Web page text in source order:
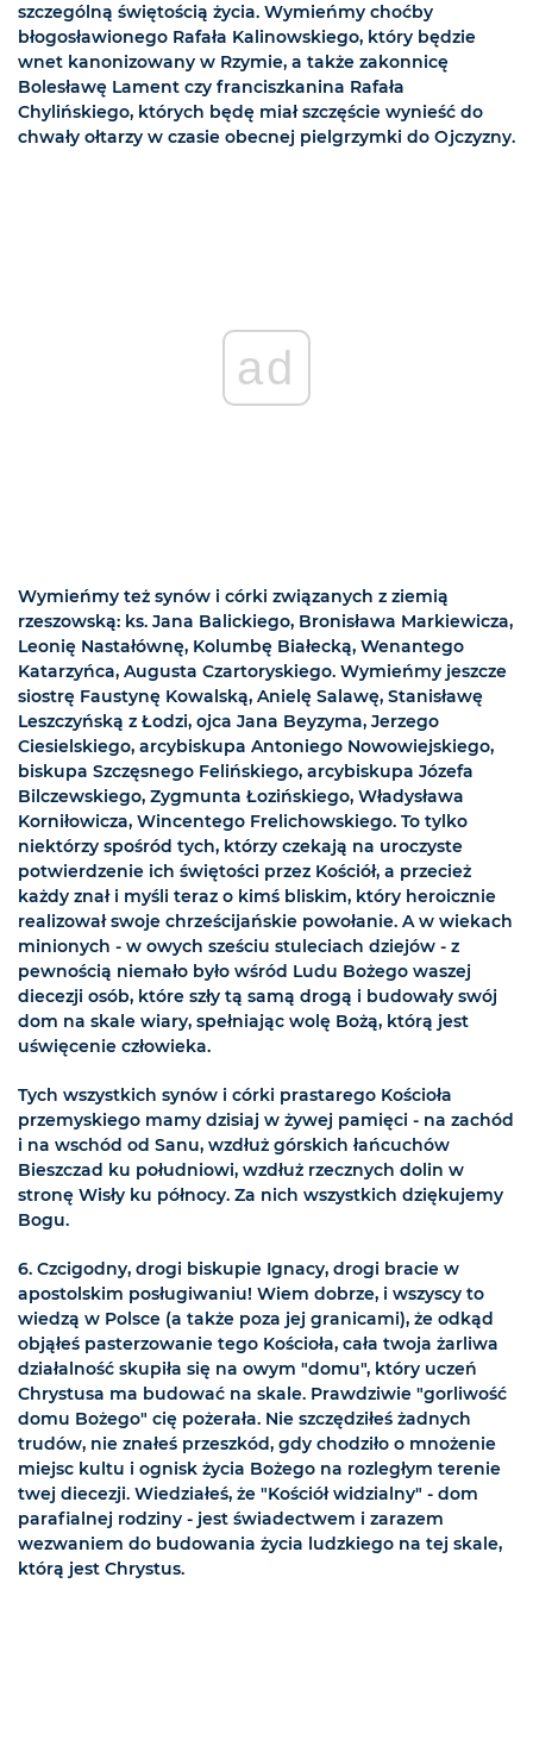
szczególną świętością życia. Wymieńmy choćby
błogosławionego Rafała Kalinowskiego, który będzie
wnet kanonizowany w Rzymie, a także zakonnicę
Bolesławę Lament czy franciszkanina Rafała
Chylińskiego, których będę miał szczęście wynieść do
chwały ołtarzy w czasie obecnej pielgrzymki do Ojczyzny.
ad
Wymieńmy też synów i córki związanych z ziemią
rzeszowską: ks. Jana Balickiego, Bronisława Markiewicza,
Leonię Nastałównę, Kolumbę Białecką, Wenantego
Katarzyńca, Augusta Czartoryskiego. Wymieńmy jeszcze
siostrę Faustynę Kowalską, Anielę Salawę, Stanisławę
Leszczyńską z Łodzi, ojca Jana Beyzyma, Jerzego
Ciesielskiego, arcybiskupa Antoniego Nowowiejskiego,
biskupa Szczęsnego Felińskiego, arcybiskupa Józefa
Bilczewskiego, Zygmunta Łozińskiego, Władysława
Korniłowicza, Wincentego Frelichowskiego. To tylko
niektórzy spośród tych, którzy czekają na uroczyste
potwierdzenie ich świętości przez Kościół, a przecież
każdy znał i myśli teraz o kimś bliskim, który heroicznie
realizował swoje chrześcijańskie powołanie. A w wiekach
minionych - w owych sześciu stuleciach dziejów - z
pewnością niemało było wśród Ludu Bożego waszej
diecezji osób, które szły tą samą drogą i budowały swój
dom na skale wiary, spełniając wolę Bożą, którą jest
uświęcenie człowieka.
Tych wszystkich synów i córki prastarego Kościoła
przemyskiego mamy dzisiaj w żywej pamięci - na zachód
i na wschód od Sanu, wzdłuż górskich łańcuchów
Bieszczad ku południowi, wzdłuż rzecznych dolin w
stronę Wisły ku północy. Za nich wszystkich dziękujemy
Bogu.
6. Czcigodny, drogi biskupie Ignacy, drogi bracie w
apostolskim posługiwaniu! Wiem dobrze, i wszyscy to
wiedzą w Polsce (a także poza jej granicami), że odkąd
objąłeś pasterzowanie tego Kościoła, cała twoja żarliwa
działalność skupiła się na owym "domu", który uczeń
Chrystusa ma budować na skale. Prawdziwie "gorliwość
domu Bożego" cię pożerała. Nie szczędziłeś żadnych
trudów, nie znałeś przeszkód, gdy chodziło o mnożenie
miejsc kultu i ognisk życia Bożego na rozległym terenie
twej diecezji. Wiedziałeś, że "Kościół widzialny" - dom
parafialnej rodziny - jest świadectwem i zarazem
wezwaniem do budowania życia ludzkiego na tej skale,
którą jest Chrystus.